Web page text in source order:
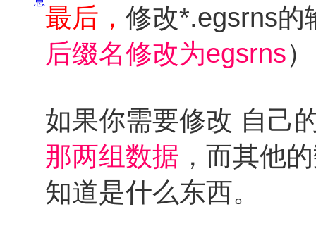
最后， 修改*.egsrns的
后缀名修改为egsrns
如果你需要修改 自己
那两组数据 ，而其他
知道是什么东西。